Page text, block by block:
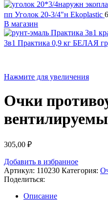
пп Уголок 20-3/4"н Ekoplastic
В магазин
3в1 Практика 0,9 кг БЕЛАЯ
Нажмите для увеличения
Очки
305,00 ₽
Добавить в избранное
Артикул: 110230 Категория:
Поделиться:
Описание